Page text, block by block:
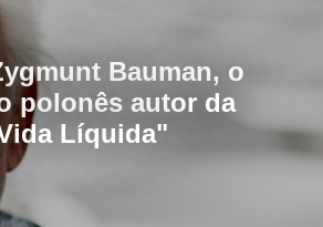
Bauman, o
polonês autor da
Líquida"